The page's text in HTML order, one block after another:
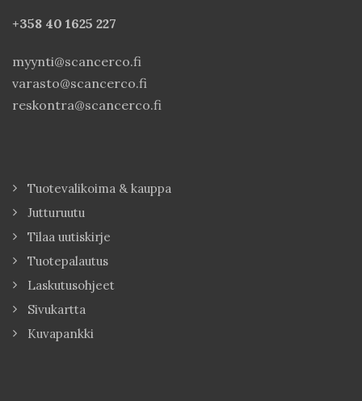
+358 40 1625 227
myynti@scancerco.fi
varasto@scancerco.fi
reskontra@scancerco.fi
Tuotevalikoima & kauppa
Jutturuutu
Tilaa uutiskirje
Tuotepalautus
Laskutusohjeet
Sivukartta
Kuvapankki